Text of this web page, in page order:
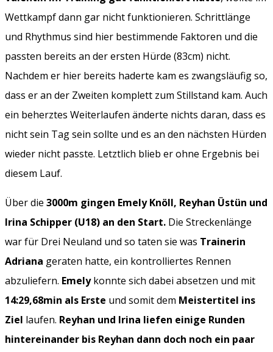
Wettkampf dann gar nicht funktionieren. Schrittlänge
und Rhythmus sind hier bestimmende Faktoren und die
passten bereits an der ersten Hürde (83cm) nicht.
Nachdem er hier bereits haderte kam es zwangsläufig so,
dass er an der Zweiten komplett zum Stillstand kam. Auch
ein beherztes Weiterlaufen änderte nichts daran, dass es
nicht sein Tag sein sollte und es an den nächsten Hürden
wieder nicht passte. Letztlich blieb er ohne Ergebnis bei
diesem Lauf.
Über die 3000m gingen Emely Knöll, Reyhan Üstün und
Irina Schipper (U18) an den Start. Die Streckenlänge
war für Drei Neuland und so taten sie was Trainerin
Adriana geraten hatte, ein kontrolliertes Rennen
abzuliefern. Emelykonnte sich dabei absetzen und mit
14:29,68min als Erste und somit dem Meistertitel ins
Ziel laufen. Reyhan und Irina liefen einige Runden
hintereinander bis Reyhan dann doch noch ein paar